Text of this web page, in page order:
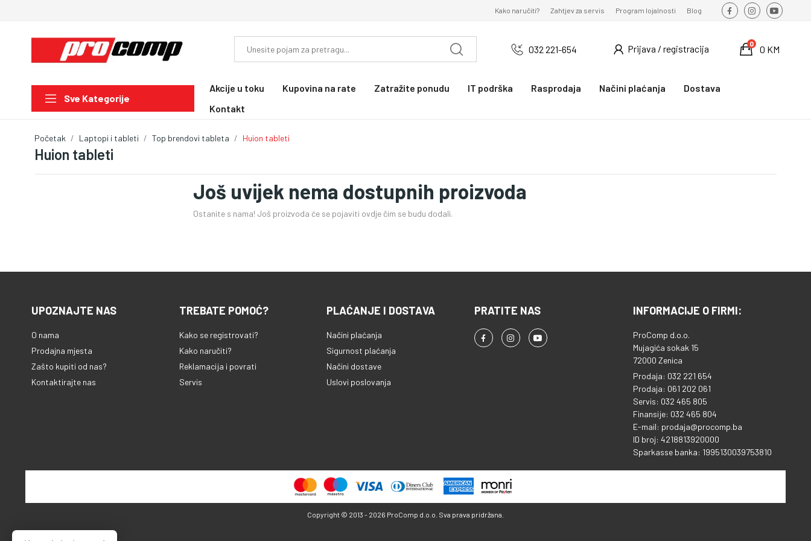
Kako naručiti? Zahtjev za servis Program lojalnosti Blog
032 221-654 Prijava / registracija 0 KM
0
Sve Kategorije
Akcije u toku Kupovina na rate Zatražite ponudu IT podrška Rasprodaja Načini plaćanja
Dostava
Kontakt
Huion tableti
Početak Laptopi i tableti Top brendovi tableta Huion tableti
Još uvijek nema dostupnih proizvoda
Ostanite s nama! Još proizvoda će se pojaviti ovdje čim se budu dodali.
UPOZNAJTE NAS
O nama
Prodajna mjesta
Zašto kupiti od nas?
Kontaktirajte nas
TREBATE POMOĆ?
Kako se registrovati?
Kako naručiti?
Reklamacija i povrati
Servis
PLAĆANJE I DOSTAVA
Načini plaćanja
Sigurnost plaćanja
Načini dostave
Uslovi poslovanja
PRATITE NAS INFORMACIJE O FIRMI:
ProComp d.o.o.
Mujagića sokak 15
72000 Zenica
Prodaja: 032 221 654
Prodaja: 061 202 061
Servis: 032 465 805
Finansije: 032 465 804
E-mail: prodaja@procomp.ba
ID broj: 4218813920000
Sparkasse banka: 1995130039753810
Copyright © 2013 - 2026 ProComp d.o.o. Sva prava pridržana.